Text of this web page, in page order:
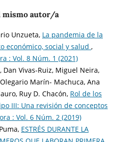
mismo autor/a
Unzueta, La pandemia de la
económico, social y salud ,
: Vol. 8 Núm. 1 (2021)
Vivas-Ruiz, Miguel Neira,
Marín- Machuca, Ana
Ruy D. Chacón, Rol de los
III: Una revisión de conceptos
: Vol. 6 Núm. 2 (2019)
ESTRÉS DURANTE LA